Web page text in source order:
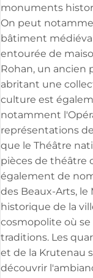
monuments
On peut
bâtiment
entourée de
Rohan, un ancien
abritant une
culture est
notamment
représentations
que le Théâtre
pièces de théâtre
également de
des Beaux-Arts, le
historique de la
cosmopolite où
traditions. Les
et de la Krutenau
découvrir